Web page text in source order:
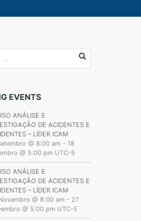
EVENTS
ANÁLISE E
DE ACIDENTES E
– LÍDER ICAM
@ 8:00 am - 18
@ 5:00 pm UTC-5
ANÁLISE E
DE ACIDENTES E
– LÍDER ICAM
@ 8:00 am - 27
@ 5:00 pm UTC-5